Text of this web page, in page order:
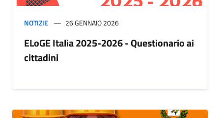
NOTIZIE 26 GENNAIO 2026
ELoGE Italia 2025-2026 - Questionario ai
cittadini